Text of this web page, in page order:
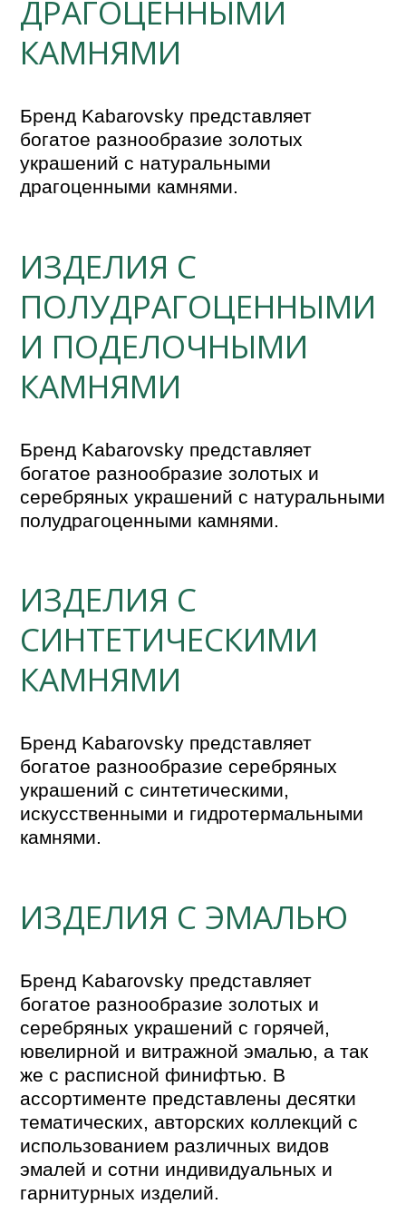
ДРАГОЦЕННЫМИ
КАМНЯМИ
Бренд Kabarovsky представляет
богатое разнообразие золотых
украшений с натуральными
драгоценными камнями.
ИЗДЕЛИЯ С
ПОЛУДРАГОЦЕННЫМИ
И ПОДЕЛОЧНЫМИ
КАМНЯМИ
Бренд Kabarovsky представляет
богатое разнообразие золотых и
серебряных украшений с натуральными
полудрагоценными камнями.
ИЗДЕЛИЯ С
СИНТЕТИЧЕСКИМИ
КАМНЯМИ
Бренд Kabarovsky представляет
богатое разнообразие серебряных
украшений с синтетическими,
искусственными и гидротермальными
камнями.
ИЗДЕЛИЯ С ЭМАЛЬЮ
Бренд Kabarovsky представляет
богатое разнообразие золотых и
серебряных украшений с горячей,
ювелирной и витражной эмалью, а так
же с расписной финифтью. В
ассортименте представлены десятки
тематических, авторских коллекций с
использованием различных видов
эмалей и сотни индивидуальных и
гарнитурных изделий.